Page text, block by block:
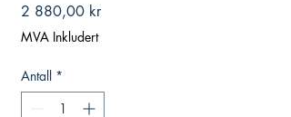
2 880,00 krPris
MVA Inkludert
Antall *